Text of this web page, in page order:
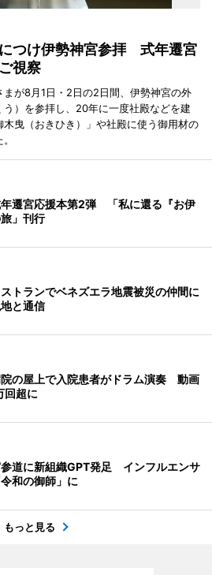
つけ伊勢神宮参拝 式年遷宮
視察
が8月1日・2日の2日間、伊勢神宮の外
）を参拝し、20年に一度社殿などを建
曳（おきひき）」や社殿に使う御用材の
遷宮応援本第2弾 「私に還る『お伊
」刊行
トランでベネズエラ地震被災の仲間に
と通信
の屋上で入院患者がドラム演奏 動画
回超に
道に新組織GPT発足 インフルエンサ
和の御師」に
もっと見る